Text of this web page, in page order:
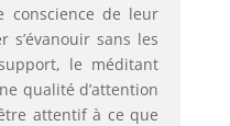
conscience de leur
s’évanouir sans les
le méditant
qualité d’attention
attentif à ce que